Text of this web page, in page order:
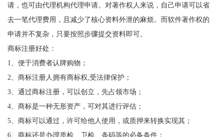
请，也可由代理机构代理申请。对著作权人来说，自己申请可以省
去一笔代理费用，且减少了核心资料外泄的麻烦。而软件著作权的
申请并不复杂，只要按照步骤提交资料即可。
商标注册好处：
1、便于消费者认牌购物；
2、商标注册人拥有商标权,受法律保护；
3、通过商标注册，可以创立，先占领市场；
4、商标是一种无形资产，可对其进行评估；
5、商标可以通过，许可给他人使用，或质押来转换实现其；
6、商标还是办理质检、卫检、条码等的必备条件；